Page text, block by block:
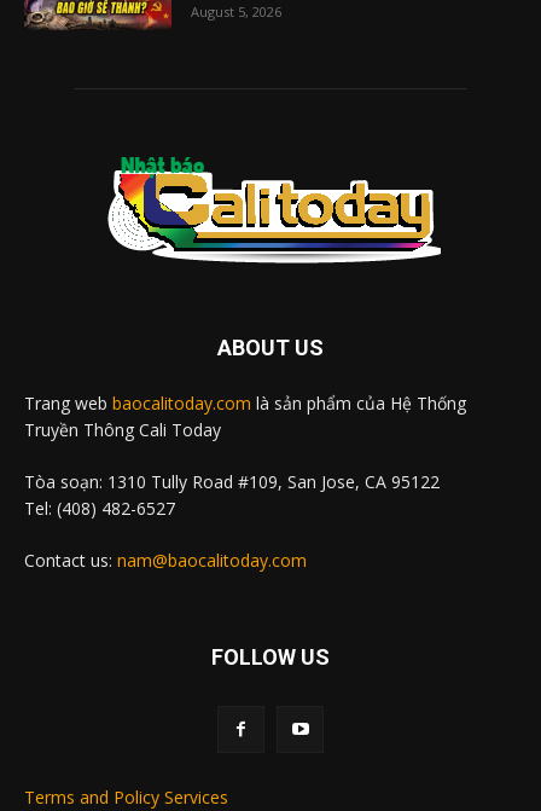
August 5, 2026
ABOUT US
Trang web baocalitoday.com là sản phẩm của Hệ Thống
Truyền Thông Cali Today
Tòa soạn: 1310 Tully Road #109, San Jose, CA 95122
Tel: (408) 482-6527
Contact us: nam@baocalitoday.com
FOLLOW US
Terms and Policy Services